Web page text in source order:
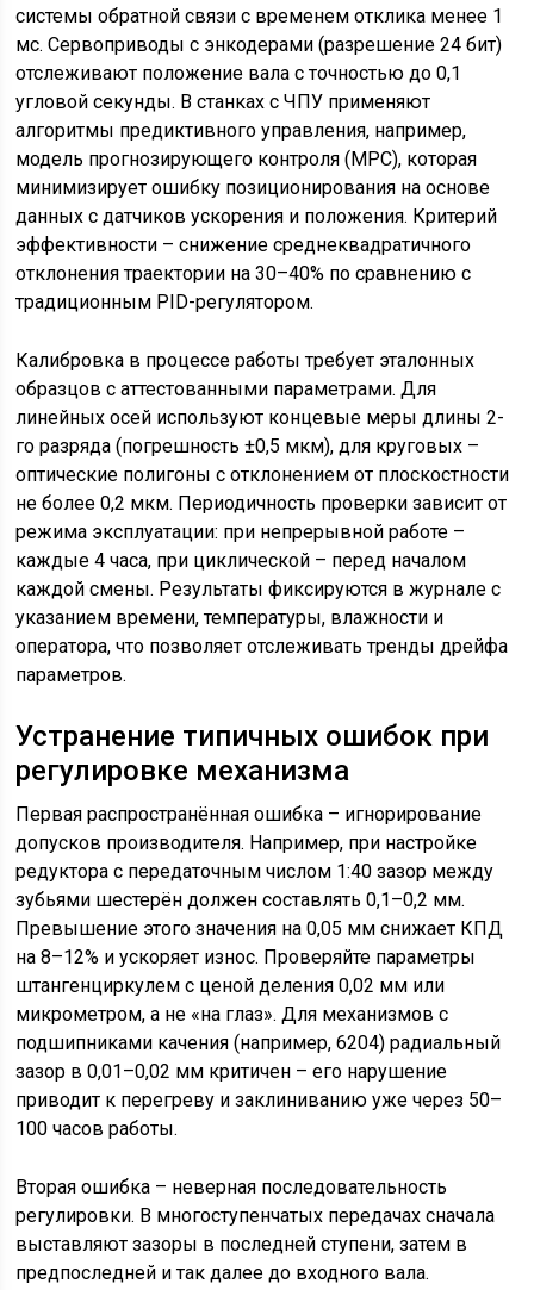
системы обратной связи с временем отклика менее 1
мс. Сервоприводы с энкодерами (разрешение 24 бит)
отслеживают положение вала с точностью до 0,1
угловой секунды. В станках с ЧПУ применяют
алгоритмы предиктивного управления, например,
модель прогнозирующего контроля (MPC), которая
минимизирует ошибку позиционирования на основе
данных с датчиков ускорения и положения. Критерий
эффективности – снижение среднеквадратичного
отклонения траектории на 30–40% по сравнению с
традиционным PID-регулятором.
Калибровка в процессе работы требует эталонных
образцов с аттестованными параметрами. Для
линейных осей используют концевые меры длины 2-
го разряда (погрешность ±0,5 мкм), для круговых –
оптические полигоны с отклонением от плоскостности
не более 0,2 мкм. Периодичность проверки зависит от
режима эксплуатации: при непрерывной работе –
каждые 4 часа, при циклической – перед началом
каждой смены. Результаты фиксируются в журнале с
указанием времени, температуры, влажности и
оператора, что позволяет отслеживать тренды дрейфа
параметров.
Устранение типичных ошибок при
регулировке механизма
Первая распространённая ошибка – игнорирование
допусков производителя. Например, при настройке
редуктора с передаточным числом 1:40 зазор между
зубьями шестерён должен составлять 0,1–0,2 мм.
Превышение этого значения на 0,05 мм снижает КПД
на 8–12% и ускоряет износ. Проверяйте параметры
штангенциркулем с ценой деления 0,02 мм или
микрометром, а не «на глаз». Для механизмов с
подшипниками качения (например, 6204) радиальный
зазор в 0,01–0,02 мм критичен – его нарушение
приводит к перегреву и заклиниванию уже через 50–
100 часов работы.
Вторая ошибка – неверная последовательность
регулировки. В многоступенчатых передачах сначала
выставляют зазоры в последней ступени, затем в
предпоследней и так далее до входного вала.